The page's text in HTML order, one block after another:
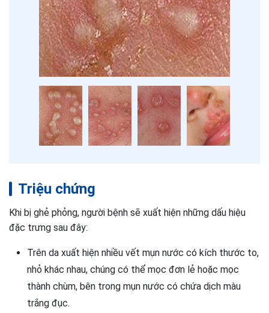
Triệu chứng
Khi bị ghẻ phỏng, người bệnh sẽ xuất hiện những dấu hiệu
đặc trưng sau đây:
Trên da xuất hiện nhiều vết mụn nước có kích thước to,
nhỏ khác nhau, chúng có thể mọc đơn lẻ hoặc mọc
thành chùm, bên trong mụn nước có chứa dịch màu
trắng đục.